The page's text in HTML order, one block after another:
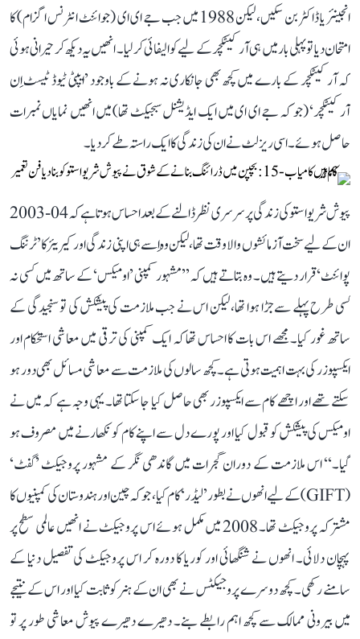
انجینئر یا ڈاکٹر بن سکیں، لیکن 1988 میں جب جے ای ای (جوائنٹ انٹرنس اگزام) کا
امتحان دیا تو پہلی بار میں ہی آرکیٹکچر کے لیے کوالیفائی کر لیا۔ انھیں یہ دیکھ کر حیرانی ہوئی
کہ آرکیٹکچر کے بارے میں کچھ بھی جانکاری نہ ہونے کے باوجود ’ایپٹی ٹیوڈ ٹیسٹ اِن
آرکیٹکچر‘ (جو کہ جے ای ای میں ایک ایڈیشنل سبجیکٹ تھا) میں انھیں نمایاں نمبرات
حاصل ہوئے۔ اسی ریزلٹ نے ان کی زندگی کا ایک راستہ طے کر دیا۔
پیوش شریواستو کی زندگی پر سرسری نظر ڈالنے کے بعد احساس ہوتا ہے کہ 04-2003
ان کے لیے سخت آزمائشوں والا وقت تھا، لیکن وہ اِسے ہی اپنی زندگی اور کیریئر کا ’ٹرننگ
پوائنٹ‘ قرار دیتے ہیں۔ وہ بتاتے ہیں کہ ’’مشہور کمپنی ’اومیکس‘ کے ساتھ میں کسی نہ
کسی طرح پہلے سے جڑا ہوا تھا، لیکن اس نے جب ملازمت کی پیشکش کی تو سنجیدگی کے
ساتھ غور کیا۔ مجھے اس بات کا احساس تھا کہ ایک کمپنی کی ترقی میں معاشی استحکام اور
ایکسپوزر کی بہت اہمیت ہوتی ہے۔ کچھ سالوں کی ملازمت سے معاشی مسائل بھی دور ہو
سکتے تھے اور اچھے کام سے ایکسپوزر بھی حاصل کیا جا سکتا تھا۔ یہی وجہ ہے کہ میں نے
اومیکس کی پیشکش کو قبول کیا اور پورے دل سے اپنے کام کو نکھارنے میں مصروف ہو
گیا۔‘‘ اس ملازمت کے دوران گجرات میں گاندھی نگر کے مشہور پروجیکٹ ’گفٹ‘
(GIFT) کے لیے انھوں نے بطور ’لیڈر‘ کام کیا، جو کہ چین اور ہندوستان کی کمپنیوں کا
مشترکہ پروجیکٹ تھا۔ 2008 میں مکمل ہوئے اس پروجیکٹ نے انھیں عالمی سطح پر
پہچان دلائی۔ انھوں نے شنگھائی اور کوریا کا دورہ کر اس پروجیکٹ کی تفصیل دنیا کے
سامنے رکھی۔ کچھ دوسرے پروجیکٹس نے بھی ان کے ہنر کو ثابت کیا اور اس کے نتیجے
میں بیرونی ممالک سے کچھ اہم رابطے بنے۔ دھیرے دھیرے پیوش معاشی طور پر تو